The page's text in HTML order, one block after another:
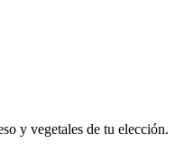
y vegetales de tu elección.